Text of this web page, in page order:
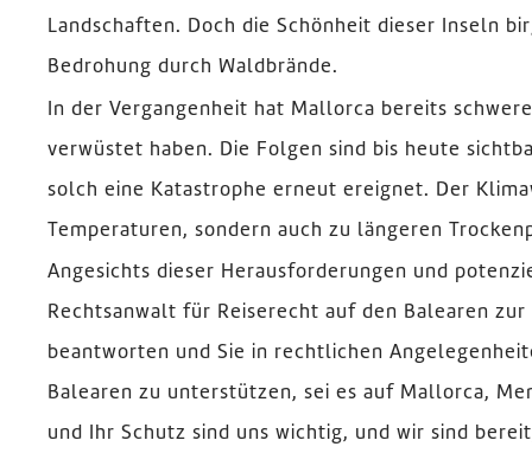
Landschaften. Doch die Schönheit dieser Inseln
Bedrohung durch Waldbrände.
In der Vergangenheit hat Mallorca bereits
verwüstet haben. Die Folgen sind bis heute
solch eine Katastrophe erneut ereignet. Der
Temperaturen, sondern auch zu längeren
Angesichts dieser Herausforderungen und
Rechtsanwalt für Reiserecht auf den Balearen
beantworten und Sie in rechtlichen
Balearen zu unterstützen, sei es auf Mallorca,
und Ihr Schutz sind uns wichtig, und wir sind